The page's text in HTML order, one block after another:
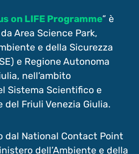
on LIFE Programme” è
Area Science Park,
e della Sicurezza
e Regione Autonoma
nell’ambito
Sistema Scientifico e
del Friuli Venezia Giulia.
dal National Contact Point
dell’Ambiente e della